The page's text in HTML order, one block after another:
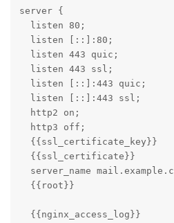
server {
  listen 80;
  listen [::]:80;
  listen 443 quic;
  listen 443 ssl;
  listen [::]:443 quic;
  listen [::]:443 ssl;
  http2 on;
  http3 off;
  {{ssl_certificate_key}}
  {{ssl_certificate}}
server_name
  {{root}}
  {{nginx_access_log}}